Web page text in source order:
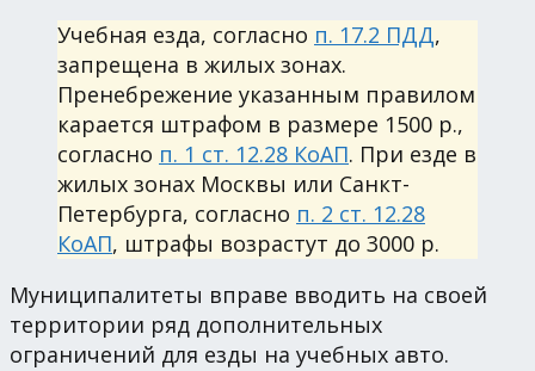
Учебная езда, согласно п. 17.2 ПДД,
запрещена в жилых зонах.
Пренебрежение указанным правилом
карается штрафом в размере 1500 р.,
согласно п. 1 ст. 12.28 КоАП. При езде в
жилых зонах Москвы или Санкт-
Петербурга, согласно п. 2 ст. 12.28
КоАП, штрафы возрастут до 3000 р.
Муниципалитеты вправе вводить на своей
территории ряд дополнительных
ограничений для езды на учебных авто.